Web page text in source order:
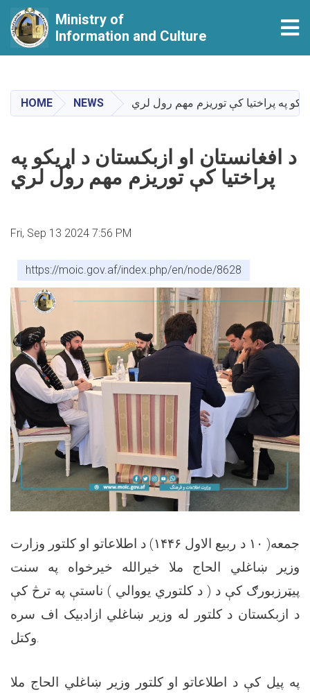
main
content
Ministry of
Information and Culture
HOME NEWS په پراختيا کې توريزم مهم رول لري
د افغانستان او ازبکستان د اړيکو په
پراختيا کې توريزم مهم رول لري
Fri, Sep 13 2024 7:56 PM
https://moic.gov.af/index.php/en/node/8628
جمعه( ۱۰ د ربيع الاول ۱۴۴۶) د اطلاعاتو او کلتور وزارت
وزير ښاغلي الحاج ملا خیرالله خیرخواه په سنت
پیټرزبورګ کې د ( د کلتوري يووالي ) ناستې په ترڅ کې
د ازبکستان د کلتور له وزير ښاغلي ازادبیک اف سره
وکتل.
په پيل کې د اطلاعاتو او کلتور وزير ښاغلي الحاج ملا